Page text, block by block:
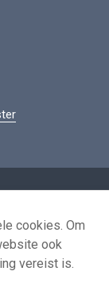
cookies. Om
ook
vereist is.